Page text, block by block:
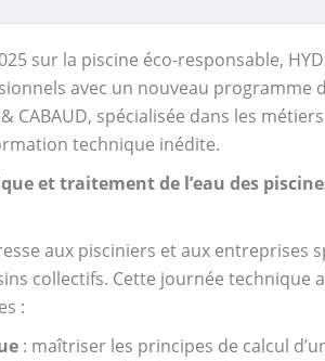
sur la piscine éco-responsable,
avec un nouveau programme
CABAUD, spécialisée dans les
technique inédite.
et traitement de l’eau des
aux pisciniers et aux entreprises
collectifs. Cette journée technique
:
: maîtriser les principes de calcul